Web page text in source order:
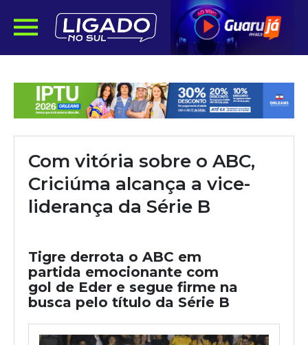
Com vitória sobre o ABC,
Criciúma alcança a vice-
liderança da Série B
Tigre derrota o ABC em
partida emocionante com
gol de Eder e segue firme na
busca pelo título da Série B